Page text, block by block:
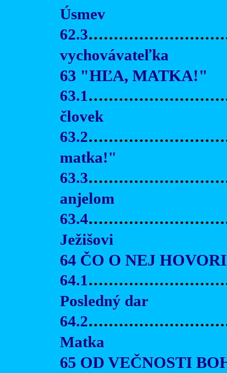
Úsmev
62.3
vychovávateľka
63 "HĽA, MATKA!"
63.1
človek
63.2
matka!"
63.3
anjelom
63.4
Ježišovi
64 ČO O NEJ
64.1
Posledný dar
64.2
Matka
65 OD VEČNOSTI